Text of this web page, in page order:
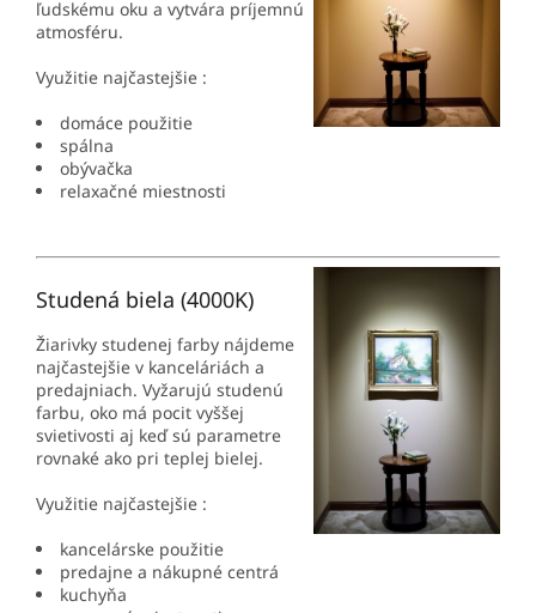
ľudskému oku a vytvára príjemnú
atmosféru.
Využitie najčastejšie :
domáce použitie
spálna
obývačka
relaxačné miestnosti
Studená biela (4000K)
Žiarivky studenej farby nájdeme
najčastejšie v kanceláriách a
predajniach. Vyžarujú studenú
farbu, oko má pocit vyššej
svietivosti aj keď sú parametre
rovnaké ako pri teplej bielej.
Využitie najčastejšie :
kancelárske použitie
predajne a nákupné centrá
kuchyňa